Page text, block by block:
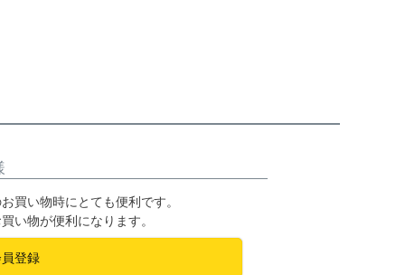
買い物時にとても便利です。
い物が便利になります。
登録